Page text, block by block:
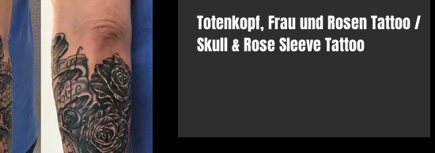
Totenkopf, Frau und Rosen Tattoo /
Skull & Rose Sleeve Tattoo